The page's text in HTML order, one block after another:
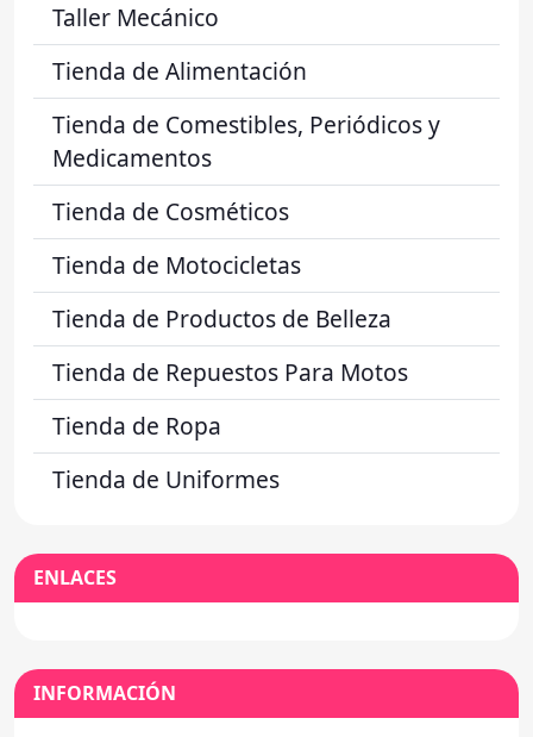
Taller Mecánico
Tienda de Alimentación
Tienda de Comestibles, Periódicos y
Medicamentos
Tienda de Cosméticos
Tienda de Motocicletas
Tienda de Productos de Belleza
Tienda de Repuestos Para Motos
Tienda de Ropa
Tienda de Uniformes
ENLACES
INFORMACIÓN